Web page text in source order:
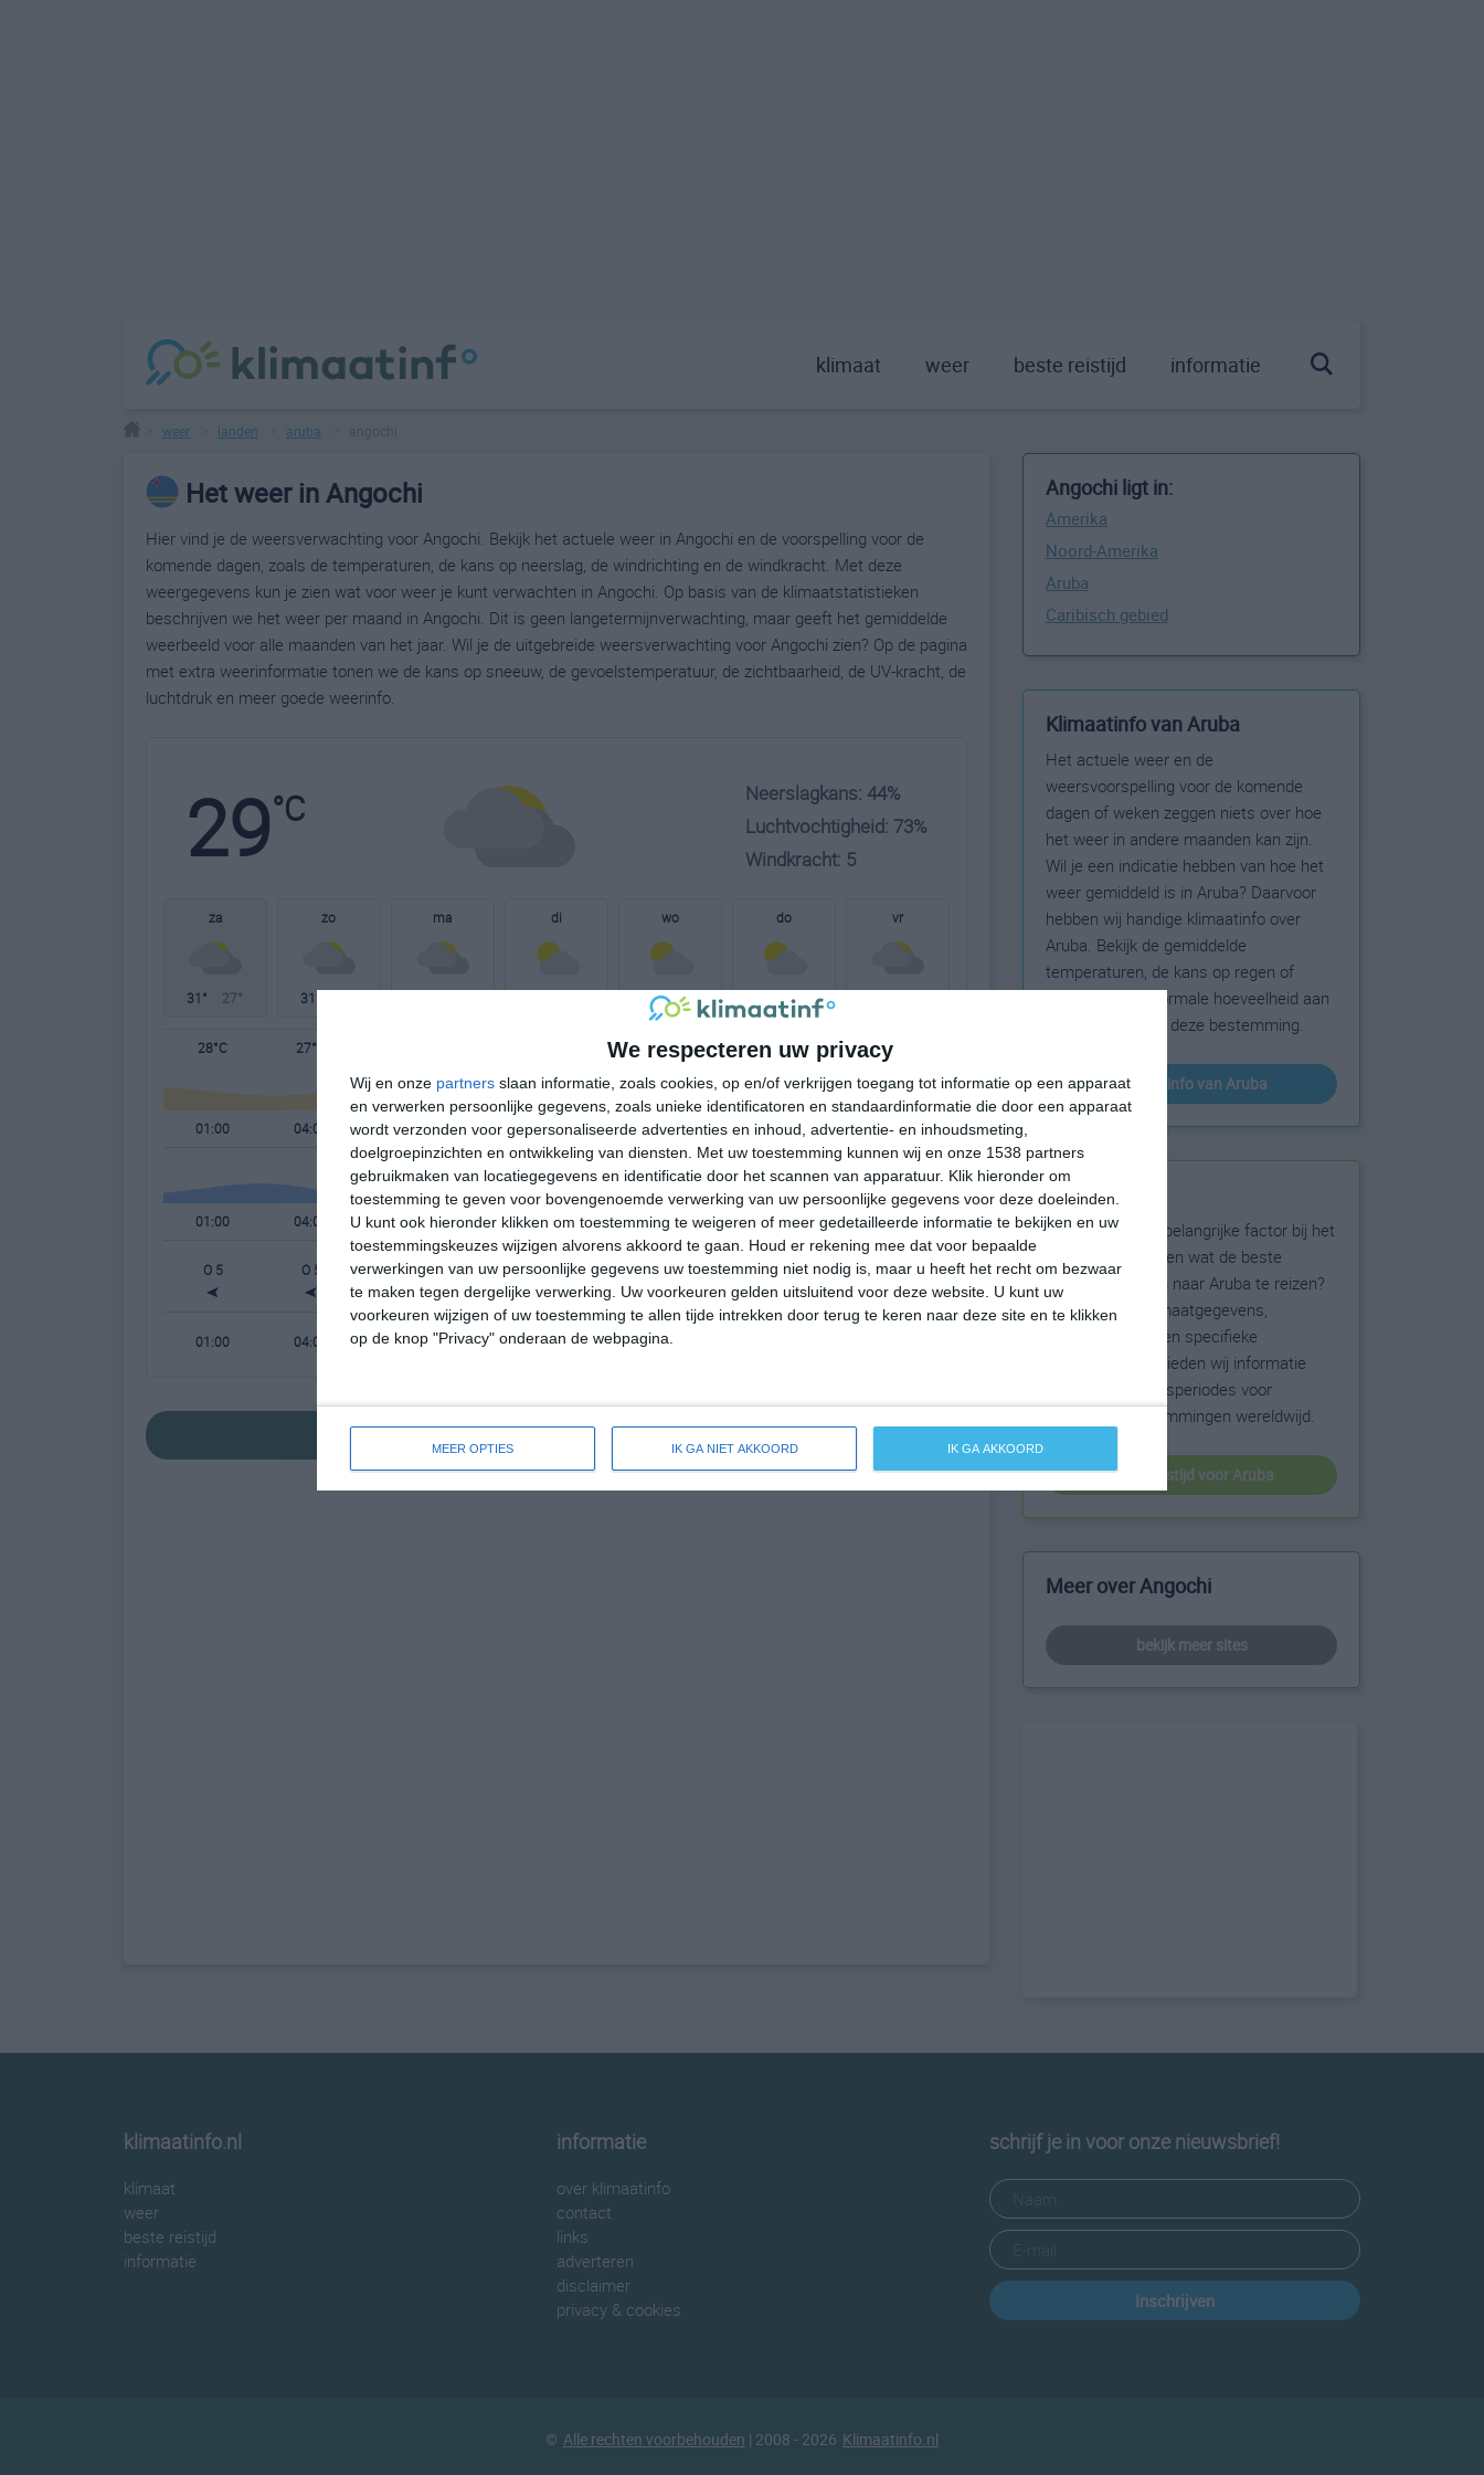
We respecteren uw privacy
Wij en onze partners slaan informatie, zoals cookies, op en/of verkrijgen toegang tot informatie op een apparaat
en verwerken persoonlijke gegevens, zoals unieke identificatoren en standaardinformatie die door een apparaat
wordt verzonden voor gepersonaliseerde advertenties en inhoud, advertentie- en inhoudsmeting,
doelgroepinzichten en ontwikkeling van diensten.
Met uw toestemming kunnen wij en onze 1538 partners
gebruikmaken van locatiegegevens en identificatie door het scannen van apparatuur. Klik hieronder om
toestemming te geven voor bovengenoemde verwerking van uw persoonlijke gegevens voor deze doeleinden.
U kunt ook hieronder klikken om toestemming te weigeren of meer gedetailleerde informatie te bekijken en uw
toestemmingskeuzes wijzigen alvorens akkoord te gaan.
Houd er rekening mee dat voor bepaalde
verwerkingen van uw persoonlijke gegevens uw toestemming niet nodig is, maar u heeft het recht om bezwaar
te maken tegen dergelijke verwerking. Uw voorkeuren gelden uitsluitend voor deze website. U kunt uw
voorkeuren wijzigen of uw toestemming te allen tijde intrekken door terug te keren naar deze site en te klikken
op de knop "Privacy" onderaan de webpagina.
MEER OPTIES IK GA NIET AKKOORD IK GA AKKOORD
klimaat weer beste reistijd informatie
weer landen aruba
Het weer in Angochi
Hier vind je de weersverwachting voor Angochi. Bekijk het actuele weer in Angochi en de voorspelling voor de
komende dagen, zoals de temperaturen, de kans op neerslag, de windrichting en de windkracht. Met deze
weergegevens kun je zien wat voor weer je kunt verwachten in Angochi. Op basis van de klimaatstatistieken
beschrijven we het weer per maand in Angochi. Dit is geen langetermijnverwachting, maar geeft het gemiddelde
weerbeeld voor alle maanden van het jaar. Wil je de uitgebreide weersverwachting voor Angochi zien? Op de pagina
met extra weerinformatie tonen we de kans op sneeuw, de gevoelstemperatuur, de zichtbaarheid, de UV-kracht, de
luchtdruk en meer goede weerinfo.
29°C
Neerslagkans: 44%
Luchtvochtigheid: 73%
Windkracht: 5
za
31° 27°
zo
31°
ma di wo
32° 28°
do
27°
vr
28°C 27°C 28°C 28°C 28°C 28°C
01:00 04:00 07:00 10:00 13:00 16:00 19:00 22:00
01:00 04:00 07:00 10:00 13:00 16:00 19:00 22:00
O 5 O 5 O 4 O 5 O 5 O 5 ONO 5 O 5
01:00 04:00 07:00 10:00 13:00
bekijk de uitgebreide weersverwachting voor Angochi
Angochi ligt in:
Amerika
Noord-Amerika
Aruba
Caribisch gebied
Klimaatinfo van Aruba
Het actuele weer en de
weersvoorspelling voor de komende
dagen of weken zeggen niets over hoe
het weer in andere maanden kan zijn.
Wil je een indicatie hebben van hoe het
weer gemiddeld is in Aruba? Daarvoor
hebben wij handige klimaatinfo over
Aruba. Bekijk de gemiddelde
temperaturen, de kans op regen of
sneeuw en de normale hoeveelheid aan
zonneschijn voor deze bestemming.
klimaatinfo van Aruba
Beste reistijd
Het weer is een belangrijke factor bij het
reizen. Wil je weten wat de beste
maanden zijn om naar Aruba te reizen?
Op basis van klimaatgegevens,
weersextremen en specifieke
weerinformatie bieden wij informatie
over de beste reisperiodes voor
duizenden bestemmingen wereldwijd.
beste reistijd voor Aruba
Meer over Angochi
bekijk meer sites
klimaatinfo.nl
klimaat
weer
beste reistijd
informatie
informatie
over klimaatinfo
contact
links
adverteren
disclaimer
privacy & cookies
schrijf je in voor onze nieuwsbrief!
Inschrijven
© Alle rechten voorbehouden | 2008 - 2026 Klimaatinfo.nl